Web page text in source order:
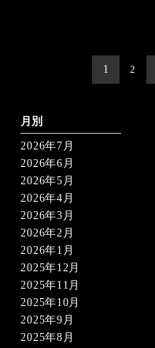
ー
ジ
送
り
1 2
月別
2026年7月
2026年6月
2026年5月
2026年4月
2026年3月
2026年2月
2026年1月
2025年12月
2025年11月
2025年10月
2025年9月
2025年8月